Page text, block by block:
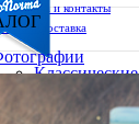
и контакты
и доставка
Классические
10х10